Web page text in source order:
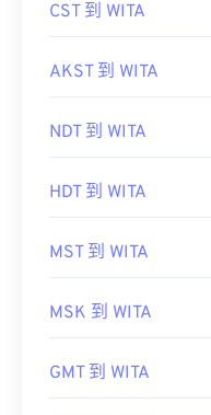
CST 到 WITA
AKST 到 WITA
NDT 到 WITA
HDT 到 WITA
MST 到 WITA
MSK 到 WITA
GMT 到 WITA